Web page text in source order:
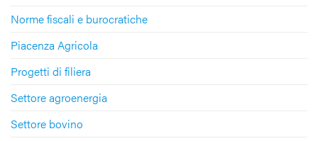
Norme fiscali e burocratiche
Piacenza Agricola
Progetti di filiera
Settore agroenergia
Settore bovino